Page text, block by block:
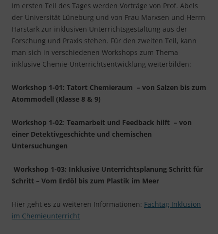
Im ersten Teil des Tages werden Vorträge von Prof. Abels
der Universität Lüneburg und von Frau Marxsen und Herrn
Harstark zur inklusiven Unterrichtsgestaltung aus der
Forschung und Praxis stehen. Für den zweiten Teil, kann
man sich in verschiedenen Workshops zum Thema
inklusive Chemie-Unterrichtsentwicklung weiterbilden:
Workshop 1-01: Tatort Chemieraum – von Salzen bis zum
Atommodell (Klasse 8 & 9)
Workshop 1-02: Teamarbeit und Feedback hilft – von
einer Detektivgeschichte und chemischen
Untersuchungen
Workshop 1-03: Inklusive Unterrichtsplanung Schritt für
Schritt – Vom Erdöl bis zum Plastik im Meer
Hier geht es zu weiteren Informationen: Fachtag Inklusion
im Chemieunterricht